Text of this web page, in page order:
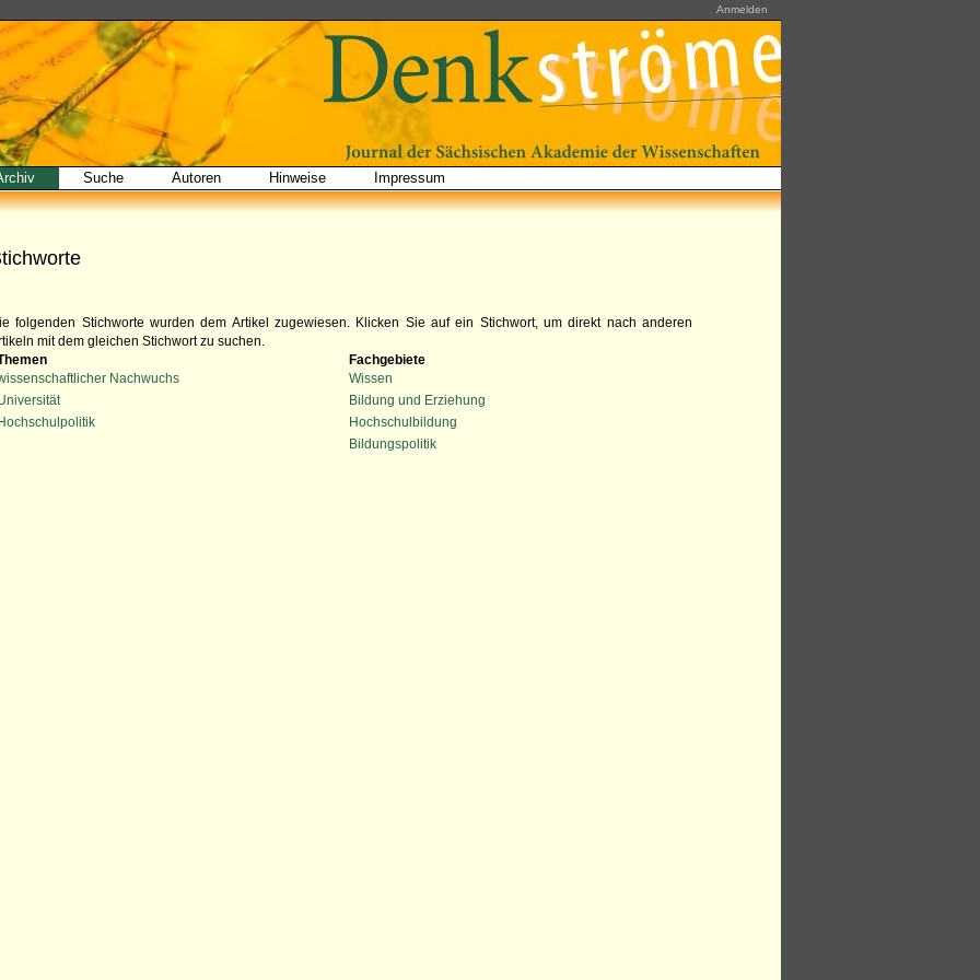
Anmelden
Suche Autoren Hinweise Impressum
folgenden Stichworte wurden dem Artikel zugewiesen. Klicken Sie auf ein Stichwort, um direkt nach anderen
mit dem gleichen Stichwort zu suchen.
Nachwuchs
Hochschulpolitik
Fachgebiete
Wissen
Bildung und Erziehung
Hochschulbildung
Bildungspolitik